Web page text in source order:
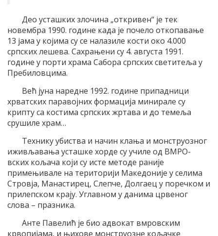
Део усташких злочина „откривен“ је тек
новембра 1990. године када је почело откопавање
13 јама у којима су се налазиле кости око 4.000
српских лешева. Сахрањени су 4. августа 1991.
године у порти храма Сабора српских светитеља у
Пребиловцима.
Већ јуна наредне 1992. године припадници
хрватских паравојних формација минирале су
крипту са костима српских жртава и до темеља
срушиле храм…
Технику убиства и начин клања и монструозног
иживљавања усташке хорде су училе од ВМРО-
вских кољача који су исте методе раније
примењивале на територији Македоније у селима
Стровја, Манастирец, Слепче, Долгаец у поречком и
прилепском крају. Углавном у данима црвеног
слова – празника.
Анте Павелић је био адвокат вмровским
крвопијама, и њихове монструозне кољачке